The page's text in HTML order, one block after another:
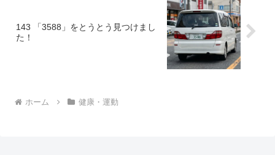
143 「3588」をとうとう見つけまし
た！
ホーム 健康・運動